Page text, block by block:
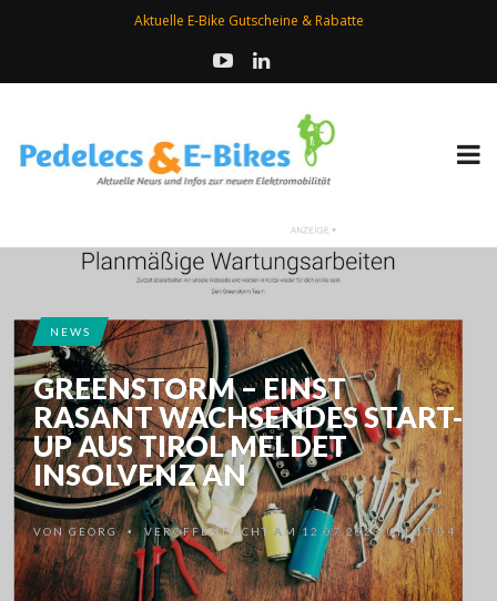
Aktuelle E-Bike Gutscheine & Rabatte
NEWS
GREENSTORM – EINST
RASANT WACHSENDES START-
UP AUS TIROL MELDET
INSOLVENZ AN
VONGEORG • VERÖFFENTLICHT AM 12.07.2023 UM 17:04